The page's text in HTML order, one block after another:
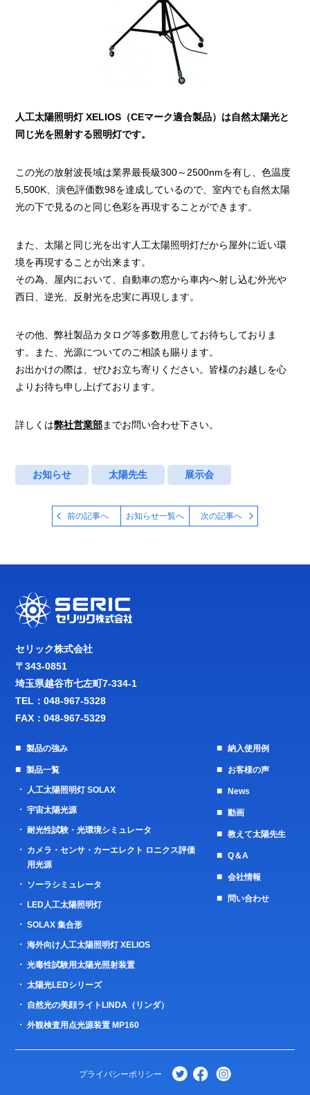
人工太陽照明灯 XELIOS（CEマーク適合製品）は自然太陽光と
同じ光を照射する照明灯です。
この光の放射波長域は業界最長級300～2500nmを有し、色温度
5,500K、演色評価数98を達成しているので、室内でも自然太陽
光の下で見るのと同じ色彩を再現することができます。
また、太陽と同じ光を出す人工太陽照明灯だから屋外に近い環
境を再現することが出来ます。
その為、屋内において、自動車の窓から車内へ射し込む外光や
西日、逆光、反射光を忠実に再現します。
その他、弊社製品カタログ等多数用意してお待ちしておりま
す。また、光源についてのご相談も賜ります。
お出かけの際は、ぜひお立ち寄りください。皆様のお越しを心
よりお待ち申し上げております。
詳しくは弊社営業部までお問い合わせ下さい。
お知らせ 太陽先生 展示会
前の記事へ お知らせ一覧へ 次の記事へ
セリック株式会社
〒343-0851
埼玉県越谷市七左町7-334-1
TEL：048-967-5328
FAX：048-967-5329
製品の強み
製品一覧
人工太陽照明灯 SOLAX
宇宙太陽光源
耐光性試験・光環境シミュレータ
カメラ・センサ・カーエレクト ロニクス評価
用光源
ソーラシミュレータ
LED人工太陽照明灯
SOLAX 集合形
海外向け人工太陽照明灯 XELIOS
光毒性試験用太陽光照射装置
太陽光LEDシリーズ
自然光の美顔ライトLINDA（リンダ）
外観検査用点光源装置 MP160
納入使用例
お客様の声
News
動画
教えて太陽先生
Q＆A
会社情報
問い合わせ
プライバシーポリシー